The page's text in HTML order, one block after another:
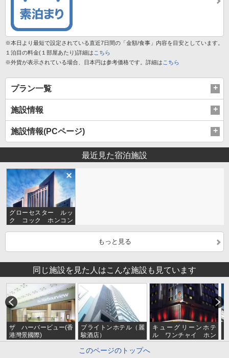
※本日より最短で設定されている直近7日間の「金額/食事」内容を目安としています。
１泊目の料金(１部屋あたり)詳細は こちら
※外貨が表示されている場合、日本円は参考価格です。詳細は こちら
プラン一覧
施設情報
施設情報(PCページ)
最近見た宿泊施設
グローセスター ルッ
ク コック ホンコン
もっと見る
同じ施設を見た人はこんな施設も見ています
ザ ハーバービュー(香
港灣景國際)
ブライトンホテル（麗
駿酒店）
キューグリーンホテ
ル ワンチャイ ホン
コン香港灣仔睿景酒店
このページのトップへ